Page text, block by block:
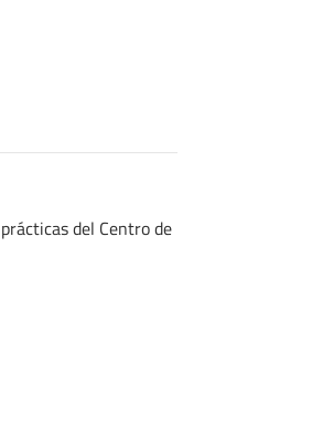
del Centro de